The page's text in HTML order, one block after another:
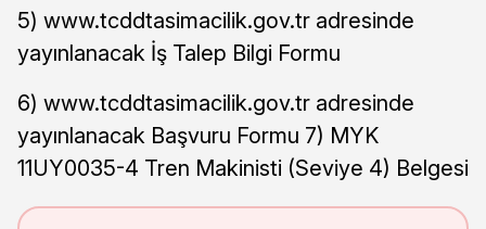
5) www.tcddtasimacilik.gov.tr adresinde
yayınlanacak İş Talep Bilgi Formu
6) www.tcddtasimacilik.gov.tr adresinde
yayınlanacak Başvuru Formu 7) MYK
11UY0035-4 Tren Makinisti (Seviye 4) Belgesi